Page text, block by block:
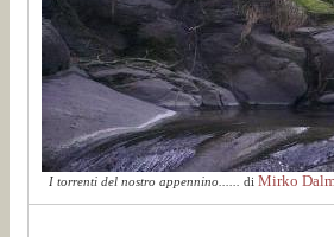
I torrenti del nostro appennino...... di Mirko